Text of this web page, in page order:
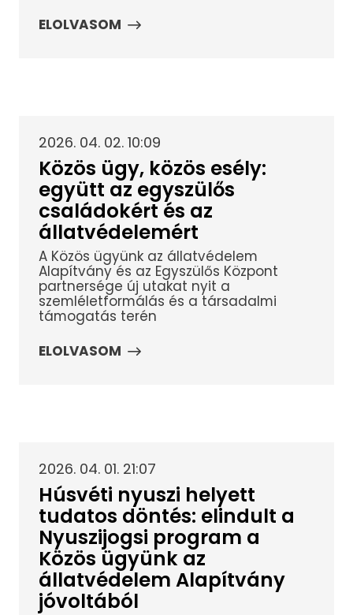
ELOLVASOM
2026. 04. 02. 10:09
Közös ügy, közös esély:
együtt az egyszülős
családokért és az
állatvédelemért
A Közös ügyünk az állatvédelem
Alapítvány és az Egyszülős Központ
partnersége új utakat nyit a
szemléletformálás és a társadalmi
támogatás terén
ELOLVASOM
2026. 04. 01. 21:07
Húsvéti nyuszi helyett
tudatos döntés: elindult a
Nyuszijogsi program a
Közös ügyünk az
állatvédelem Alapítvány
jóvoltából